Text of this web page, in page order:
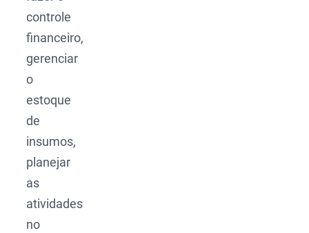
controle
financeiro,
gerenciar
o
estoque
de
insumos,
planejar
as
atividades
no